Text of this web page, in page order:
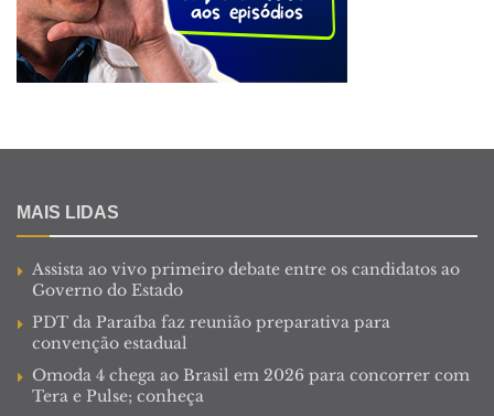
MAIS LIDAS
Assista ao vivo primeiro debate entre os candidatos ao
Governo do Estado
PDT da Paraíba faz reunião preparativa para
convenção estadual
Omoda 4 chega ao Brasil em 2026 para concorrer com
Tera e Pulse; conheça